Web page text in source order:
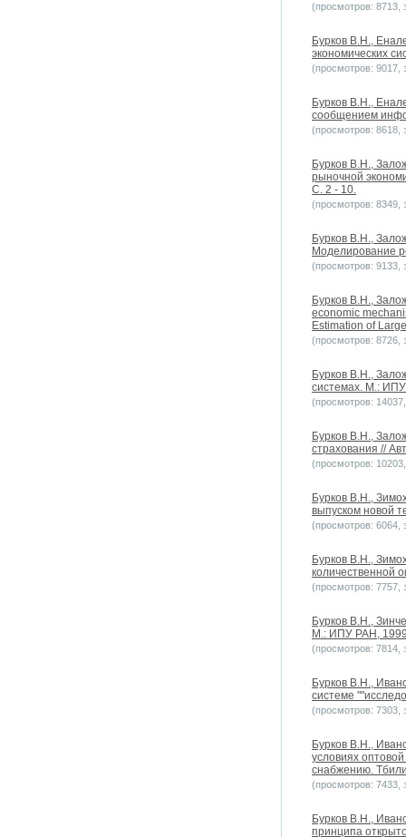
(просмотров: 8713,
Бурков В.Н.,
экономических
(просмотров: 9017,
Бурков В.Н.,
сообщением
(просмотров: 8618,
Бурков В.Н.,
рыночной
С. 2 - 10.
(просмотров: 8349,
Бурков В.Н.,
Моделирование
(просмотров: 9133,
Бурков В.Н.,
economic
Estimation of
(просмотров: 8726,
Бурков В.Н.,
системах. М.:
(просмотров:
Бурков В.Н.,
страхования //
(просмотров:
Бурков В.Н.,
выпуском новой
(просмотров: 6064,
Бурков В.Н.,
количественной
(просмотров: 7757,
Бурков В.Н.,
М.: ИПУ РАН,
(просмотров: 7814,
Бурков В.Н.,
системе
(просмотров: 7303,
Бурков В.Н.,
условиях
снабжению.
(просмотров: 7433,
Бурков В.Н.,
принципа